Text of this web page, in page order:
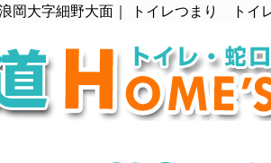
岡大字細野大面｜ トイレつまり トイ